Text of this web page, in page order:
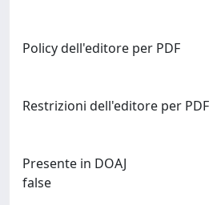
Policy dell'editore per PDF
Restrizioni dell'editore per PDF
Presente in DOAJ